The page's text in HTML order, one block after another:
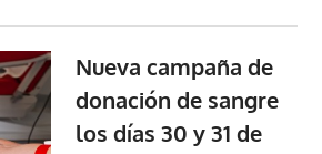
Nueva campaña de
donación de sangre
los días 30 y 31 de